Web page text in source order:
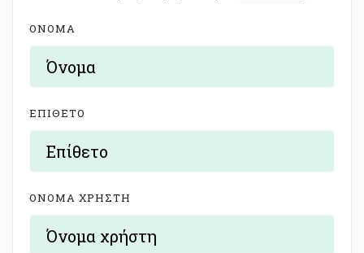
ΌΝΟΜΑ
ΕΠΊΘΕΤΟ
ΌΝΟΜΑ ΧΡΉΣΤΗ